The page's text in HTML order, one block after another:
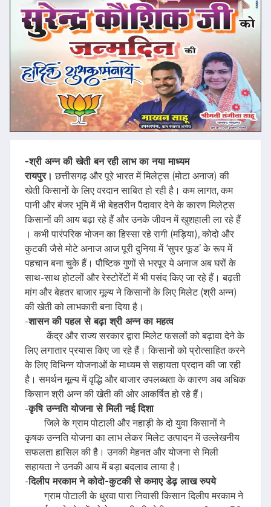
-श्री अन्न की खेती बन रही लाभ का नया माध्यम
रायपुर। छत्तीसगढ़ और पूरे भारत में मिलेट्स (मोटा अनाज) की
खेती किसानों के लिए वरदान साबित हो रही है। कम लागत, कम
पानी और बंजर भूमि में भी बेहतरीन पैदावार देने के कारण मिलेट्स
किसानों की आय बढ़ा रहे हैं और उनके जीवन में खुशहाली ला रहे हैं
। कभी पारंपरिक भोजन का हिस्सा रहे रागी (मड़िया), कोदो और
कुटकी जैसे मोटे अनाज आज पूरी दुनिया में ‘सुपर फूड’ के रूप में
पहचान बना चुके हैं। पौष्टिक गुणों से भरपूर ये अनाज अब घरों के
साथ-साथ होटलों और रेस्टोरेंटों में भी पसंद किए जा रहे हैं। बढ़ती
मांग और बेहतर बाजार मूल्य ने किसानों के लिए मिलेट (श्री अन्न)
की खेती को लाभकारी बना दिया है।
-शासन की पहल से बढ़ा श्री अन्न का महत्व
केंद्र और राज्य सरकार द्वारा मिलेट फसलों को बढ़ावा देने के
लिए लगातार प्रयास किए जा रहे हैं। किसानों को प्रोत्साहित करने
के लिए विभिन्न योजनाओं के माध्यम से सहायता प्रदान की जा रही
है। समर्थन मूल्य में वृद्धि और बाजार उपलब्धता के कारण अब अधिक
किसान श्री अन्न की खेती की ओर आकर्षित हो रहे हैं।
-कृषि उन्नति योजना से मिली नई दिशा
जिले के ग्राम पोटाली और नहाड़ी के दो युवा किसानों ने
कृषक उन्नति योजना का लाभ लेकर मिलेट उत्पादन में उल्लेखनीय
सफलता हासिल की है। उनकी मेहनत और योजना से मिली
सहायता ने उनकी आय में बड़ा बदलाव लाया है।
-दिलीप मरकाम ने कोदो-कुटकी से कमाए डेढ़ लाख रुपये
ग्राम पोटाली के धुरवा पारा निवासी किसान दिलीप मरकाम ने